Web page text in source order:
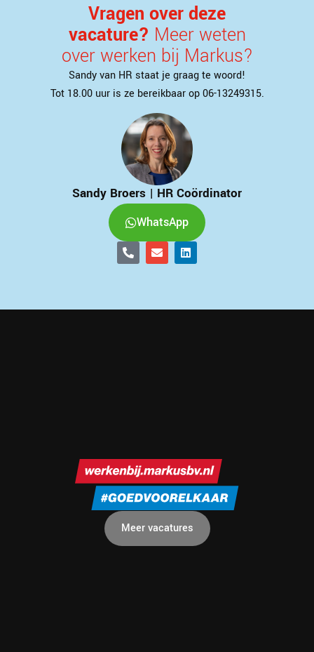
Vragen over deze
vacature? Meer weten
over werken bij Markus?
Sandy van HR staat je graag te woord!
Tot 18.00 uur is ze bereikbaar op 06-13249315.
Sandy Broers | HR Coördinator
WhatsApp
Meer vacatures